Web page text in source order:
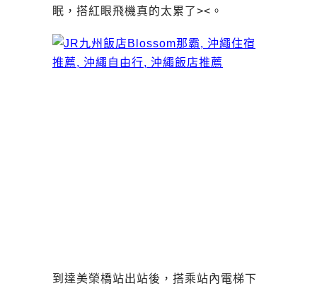
眠，搭紅眼飛機真的太累了><。
到達美榮橋站出站後，搭乘站內電梯下